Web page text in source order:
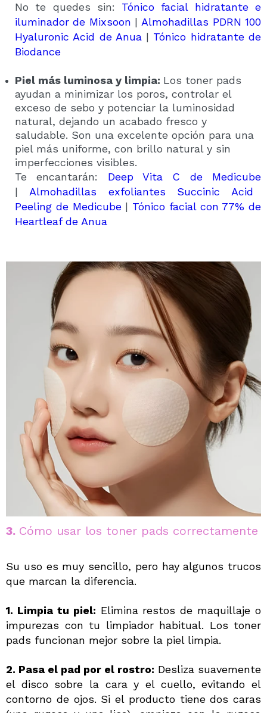
No te quedes sin: Tónico facial hidratante e
iluminador de Mixsoon |Almohadillas PDRN 100
Hyaluronic Acid de Anua| Tónico hidratante de
Biodance
Piel más luminosa y limpia: Los toner pads
ayudan a minimizar los poros, controlar el
exceso de sebo y potenciar la luminosidad
natural, dejando un acabado fresco y
saludable. Son una excelente opción para una
piel más uniforme, con brillo natural y sin
imperfecciones visibles.
Te encantarán: Deep Vita C de Medicube
|Almohadillas exfoliantes Succinic Acid
Peeling de Medicube| Tónico facial con 77% de
Heartleaf de Anua
3. Cómo usar los toner pads correctamente
Su uso es muy sencillo, pero hay algunos trucos
que marcan la diferencia.
1. Limpia tu piel: Elimina restos de maquillaje o
impurezas con tu limpiador habitual. Los toner
pads funcionan mejor sobre la piel limpia.
2. Pasa el pad por el rostro: Desliza suavemente
el disco sobre la cara y el cuello, evitando el
contorno de ojos. Si el producto tiene dos caras